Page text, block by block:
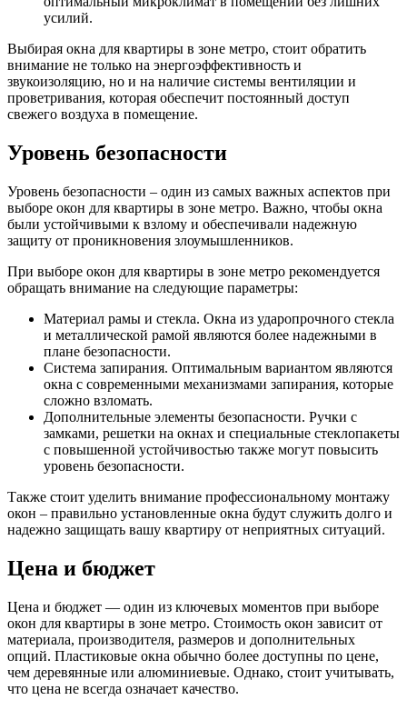
усилий.
Выбирая окна для квартиры в зоне метро, стоит обратить
внимание не только на энергоэффективность и
звукоизоляцию, но и на наличие системы вентиляции и
проветривания, которая обеспечит постоянный доступ
свежего воздуха в помещение.
Уровень безопасности
Уровень безопасности – один из самых важных аспектов при
выборе окон для квартиры в зоне метро. Важно, чтобы окна
были устойчивыми к взлому и обеспечивали надежную
защиту от проникновения злоумышленников.
При выборе окон для квартиры в зоне метро рекомендуется
обращать внимание на следующие параметры:
Материал рамы и стекла. Окна из ударопрочного стекла
и металлической рамой являются более надежными в
плане безопасности.
Система запирания. Оптимальным вариантом являются
окна с современными механизмами запирания, которые
сложно взломать.
Дополнительные элементы безопасности. Ручки с
замками, решетки на окнах и специальные стеклопакеты
с повышенной устойчивостью также могут повысить
уровень безопасности.
Также стоит уделить внимание профессиональному монтажу
окон – правильно установленные окна будут служить долго и
надежно защищать вашу квартиру от неприятных ситуаций.
Цена и бюджет
Цена и бюджет — один из ключевых моментов при выборе
окон для квартиры в зоне метро. Стоимость окон зависит от
материала, производителя, размеров и дополнительных
опций. Пластиковые окна обычно более доступны по цене,
чем деревянные или алюминиевые. Однако, стоит учитывать,
что цена не всегда означает качество.